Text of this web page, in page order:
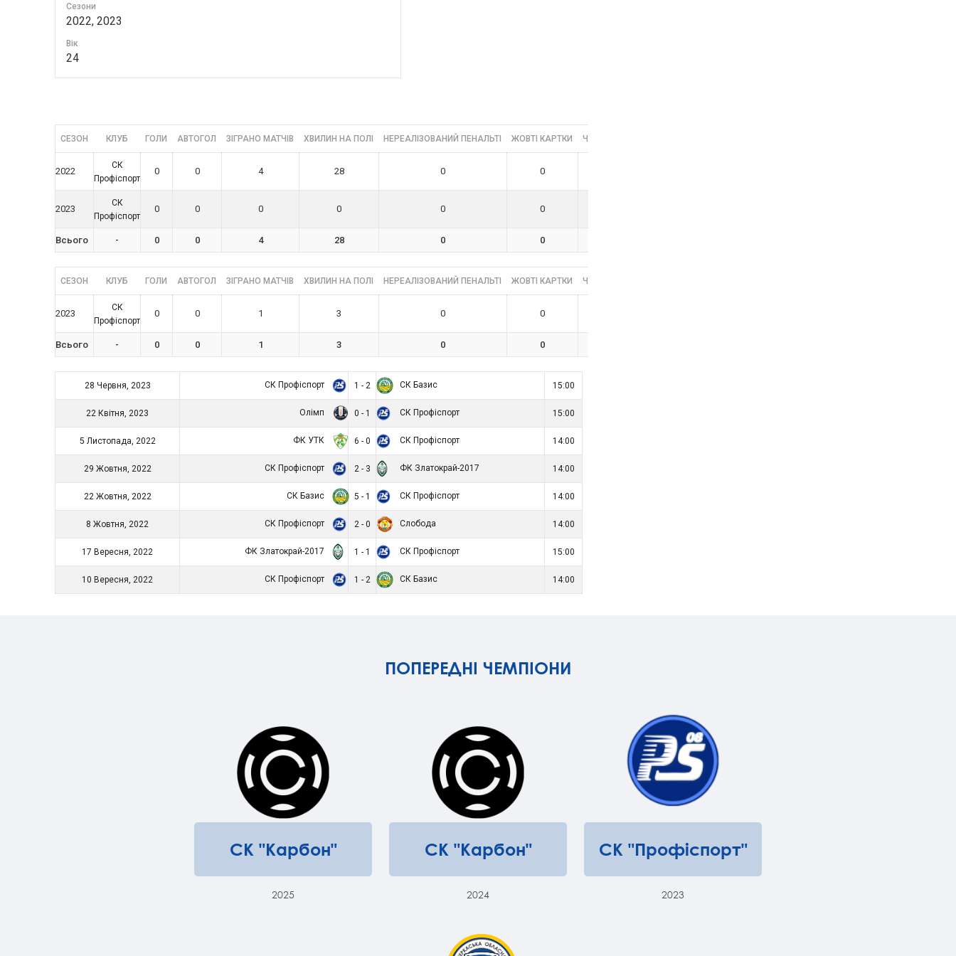
Сезони
2022, 2023
Вік
24
СЕЗОН КЛУБ ГОЛИ АВТОГОЛ ЗІГРАНО МАТЧІВ ХВИЛИН НА ПОЛІ НЕРЕАЛІЗОВАНИЙ ПЕНАЛЬТІ ЖОВТІ КАРТКИ ЧЕРВОНІ КАРТКИ
2022
СК
Профіспорт
0 0 4 28 0 0
2023
СК
Профіспорт
0 0 0 0 0 0
Всього - 0 0 4 28 0 0
СЕЗОН КЛУБ ГОЛИ АВТОГОЛ ЗІГРАНО МАТЧІВ ХВИЛИН НА ПОЛІ НЕРЕАЛІЗОВАНИЙ ПЕНАЛЬТІ ЖОВТІ КАРТКИ ЧЕРВОНІ КАРТКИ
2023
СК
Профіспорт
0 0 1 3 0 0
Всього - 0 0 1 3 0 0
28 Червня, 2023 СК Профіспорт 1 - 2 СК Базис 15:00
22 Квітня, 2023 Олімп 0 - 1 СК Профіспорт 15:00
5 Листопада, 2022 ФК УТК 6 - 0 СК Профіспорт 14:00
29 Жовтня, 2022 СК Профіспорт 2 - 3 ФК Златокрай-2017 14:00
22 Жовтня, 2022 СК Базис 5 - 1 СК Профіспорт 14:00
8 Жовтня, 2022 СК Профіспорт 2 - 0 Слобода 14:00
17 Вересня, 2022 ФК Златокрай-2017 1 - 1 СК Профіспорт 15:00
10 Вересня, 2022 СК Профіспорт 1 - 2 СК Базис 14:00
ПОПЕРЕДНІ ЧЕМПІОНИ
СК "Карбон"
2025
СК "Карбон"
2024
СК "Профіспорт"
2023